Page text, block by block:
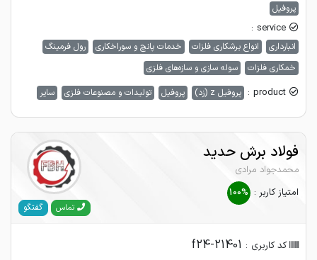
پروفیل
service :
انبارداری انواع برشکاری فلزات خدمات پانچ و سوراخکاری
رول فرمینگ
خمکاری فلزات
سوله سازی و سازه‌های فلزی
product : پروفیل z (زد) پروفیل تولیدات و مصنوعات فلزی سایر
فولاد برش حدید
محمدجواد مرادی
امتیاز کاربر : 100%
تماس گفتگو
کد کاربری : f24-21401